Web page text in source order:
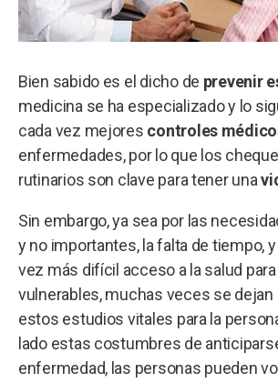
Bien sabido es el dicho de prevenir
medicina se ha especializado y lo
cada vez mejores controles
enfermedades, por lo que los
rutinarios son clave para tener una
Sin embargo, ya sea por las
y no importantes, la falta de tiempo,
vez más difícil acceso a la salud
vulnerables, muchas veces se
estos estudios vitales para la
lado estas costumbres de
enfermedad, las personas pueden